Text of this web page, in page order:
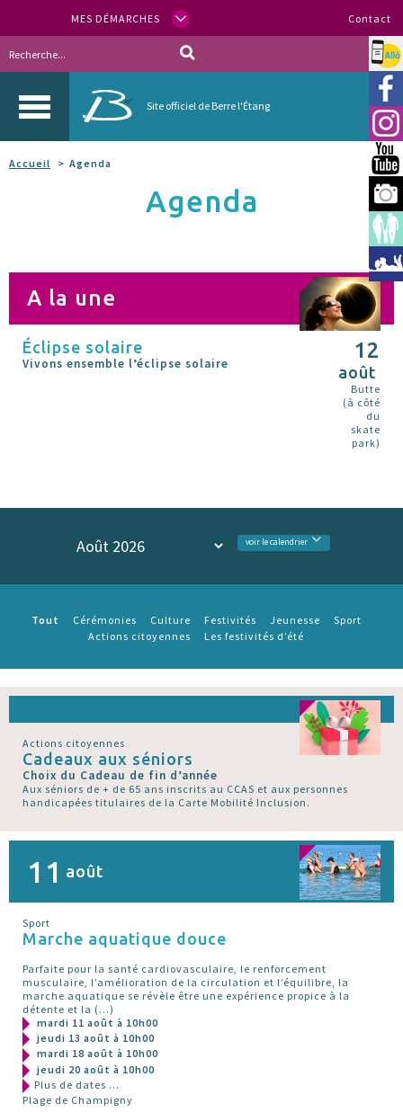
MES DÉMARCHES Contact
Site officiel de Berre l'Étang
Allo
Accueil Agenda
Agenda
A la une
Éclipse solaire
Vivons ensemble l’éclipse solaire
12
août
Butte
(à côté
du
skate
park)
voir le calendrier
Tout Cérémonies Culture Festivités Jeunesse
Sport
Actions citoyennes
Les festivités d’été
Actions citoyennes
Cadeaux aux séniors
Choix du Cadeau de fin d’année
Aux séniors de + de 65 ans inscrits au CCAS et aux personnes
handicapées titulaires de la Carte Mobilité Inclusion.
11 août
Sport
Marche aquatique douce
Parfaite pour la santé cardiovasculaire, le renforcement
musculaire, l’amélioration de la circulation et l’équilibre, la
marche aquatique se révèle être une expérience propice à la
détente et la (…)
mardi 11 août à 10h00
jeudi 13 août à 10h00
mardi 18 août à 10h00
jeudi 20 août à 10h00
Plus de dates ...
Plage de Champigny